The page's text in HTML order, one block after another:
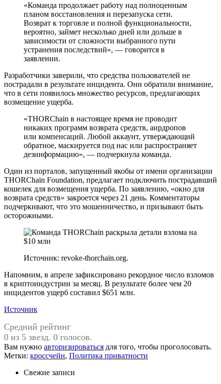
«Команда продолжает работу над полноценным
планом восстановления и перезапуска сети.
Возврат к торговле и полной функциональности,
вероятно, займет несколько дней или дольше в
зависимости от сложности выбранного пути
устранения последствий», — говорится в
заявлении.
Разработчики заверили, что средства пользователей не
пострадали в результате инцидента. Они обратили внимание,
что в сети появилось множество ресурсов, предлагающих
возмещение ущерба.
«THORChain в настоящее время не проводит
никаких программ возврата средств, аирдропов
или компенсаций. Любой аккаунт, утверждающий
обратное, маскируется под нас или распространяет
дезинформацию», — подчеркнула команда.
Один из порталов, запущенный якобы от имени организации
THORChain Foundation, предлагает подключить пострадавший
кошелек для возмещения ущерба. По заявлению, «окно для
возврата средств» закроется через 21 день. Комментаторы
подчеркивают, что это мошенничество, и призывают быть
осторожными.
Источник: revoke-thorchain.org.
Напомним, в апреле зафиксировано рекордное число взломов
в криптоиндустрии за месяц. В результате более чем 20
инцидентов ущерб составил $651 млн.
Источник
Средний рейтинг
0 из 5 звезд. 0 голосов.
Вам нужно авторизироваться для того, чтобы проголосовать.
Метки: кроссчейн, Политика приватности
Свежие записи